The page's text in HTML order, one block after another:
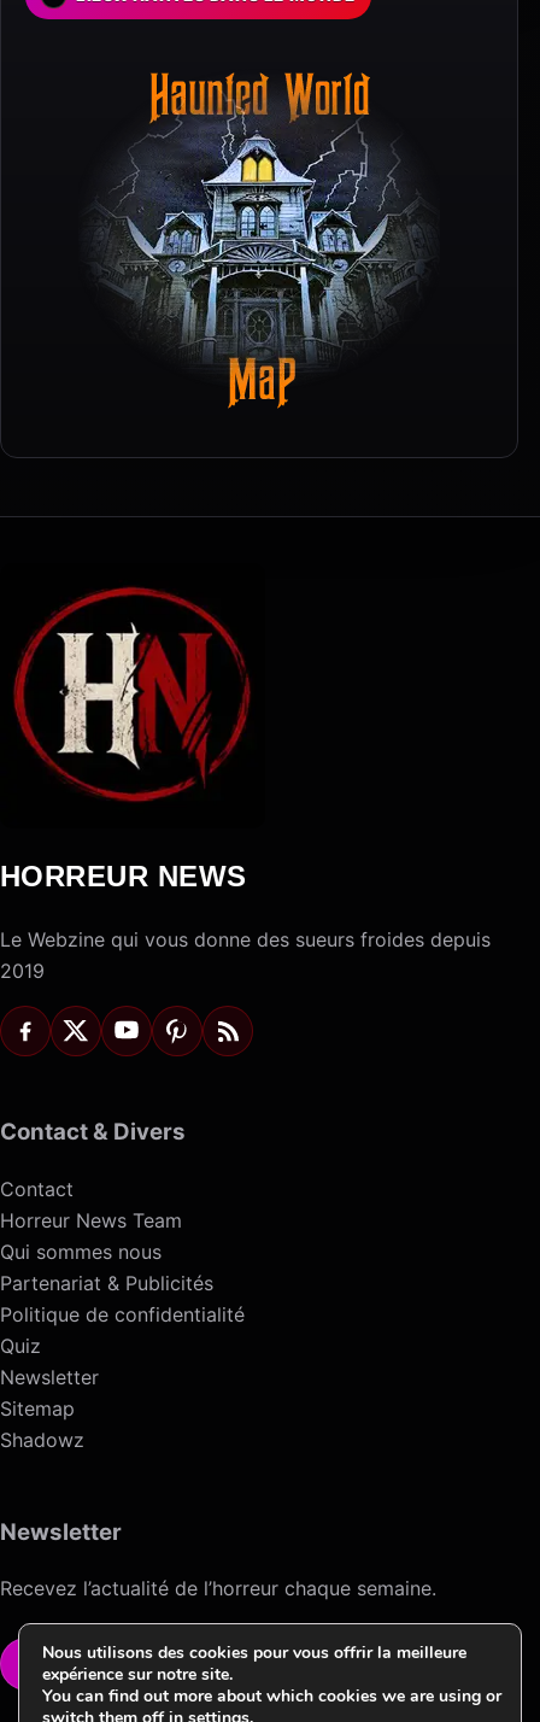
HORREUR NEWS
Le Webzine qui vous donne des sueurs froides depuis
2019
Contact & Divers
Contact
Horreur News Team
Qui sommes nous
Partenariat & Publicités
Politique de confidentialité
Quiz
Newsletter
Sitemap
Shadowz
Newsletter
Recevez l’actualité de l’horreur chaque semaine.
VOIR LA NEWSLETTER
Nous utilisons des cookies pour vous offrir la meilleure
expérience sur notre site.
You can find out more about which cookies we are using or